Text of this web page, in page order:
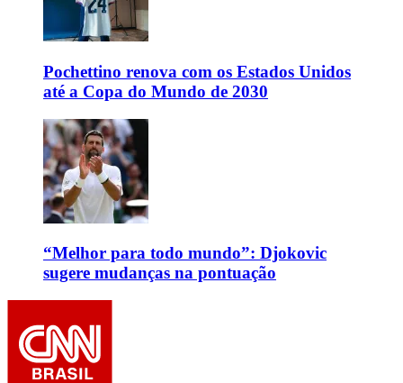
Pochettino renova com os Estados Unidos
até a Copa do Mundo de 2030
“Melhor para todo mundo”: Djokovic
sugere mudanças na pontuação